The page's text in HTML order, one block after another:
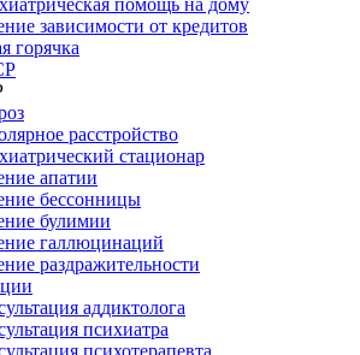
помощь на дому
зависимости от кредитов
горячка
расстройство
стационар
апатии
бессонницы
булимии
галлюцинаций
раздражительности
аддиктолога
психиатра
психотерапевта